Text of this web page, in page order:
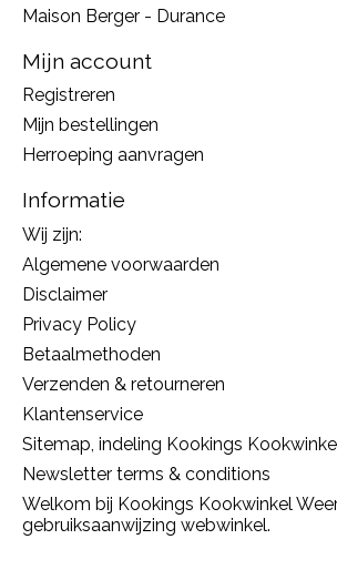
Maison Berger - Durance
Mijn account
Registreren
Mijn bestellingen
Herroeping aanvragen
Informatie
Wij zijn:
Algemene voorwaarden
Disclaimer
Privacy Policy
Betaalmethoden
Verzenden & retourneren
Klantenservice
Sitemap, indeling Kookings
Newsletter terms & conditions
Welkom bij Kookings Kookwinkel
gebruiksaanwijzing webwinkel.